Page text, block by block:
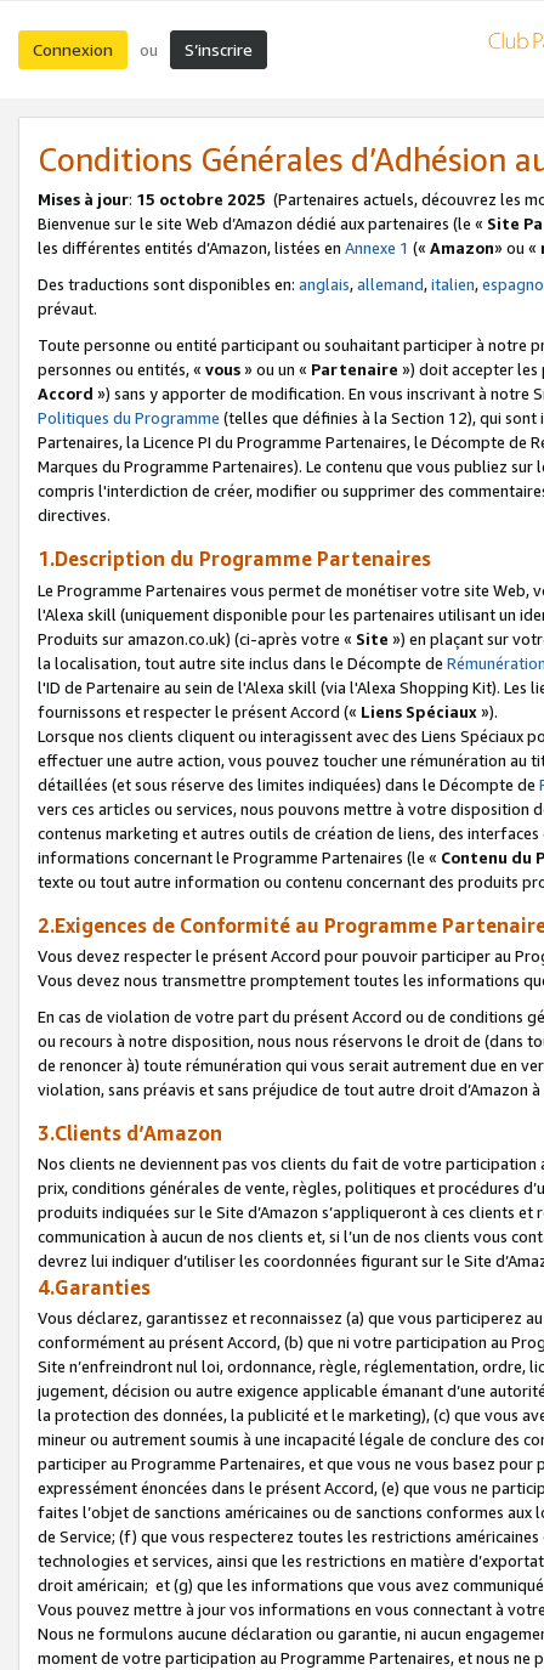
Connexion ou S’inscrire
Conditions Générales d’Adhésion
Mises à jour: 15 octobre 2025 (Partenaires actuels, découvrez les
Bienvenue sur le site Web d’Amazon dédié aux partenaires (le « Site
les différentes entités d’Amazon, listées en Annexe 1 (« Amazon» ou «
Des traductions sont disponibles en: anglais,allemand,italien,
prévaut.
Toute personne ou entité participant ou souhaitant participer à notre
personnes ou entités, « vous» ou un « Partenaire ») doit accepter les
Accord ») sans y apporter de modification. En vous inscrivant à notre
Politiques du Programme (telles que définies à la Section 12), qui
Partenaires, la Licence PI du Programme Partenaires, le Décompte de
Marques du Programme Partenaires). Le contenu que vous publiez
compris l'interdiction de créer, modifier ou supprimer des
directives.
1.Description du Programme Partenaires
Le Programme Partenaires vous permet de monétiser votre site Web,
l'Alexa skill (uniquement disponible pour les partenaires utilisant un
Produits sur amazon.co.uk) (ci-après votre « Site ») en plaçant sur
la localisation, tout autre site inclus dans le Décompte de
l'ID de Partenaire au sein de l'Alexa skill (via l'Alexa Shopping Kit).
fournissons et respecter le présent Accord (« Liens Spéciaux»).
Lorsque nos clients cliquent ou interagissent avec des Liens Spéciaux
effectuer une autre action, vous pouvez toucher une rémunération
détaillées (et sous réserve des limites indiquées) dans le Décompte de
vers ces articles ou services, nous pouvons mettre à votre disposition
contenus marketing et autres outils de création de liens, des
informations concernant le Programme Partenaires (le « Contenu du
texte ou tout autre information ou contenu concernant des produits
2.Exigences de Conformité au Programme
Vous devez respecter le présent Accord pour pouvoir participer au
Vous devez nous transmettre promptement toutes les informations
En cas de violation de votre part du présent Accord ou de conditions
ou recours à notre disposition, nous nous réservons le droit de (dans
de renoncer à) toute rémunération qui vous serait autrement due en
violation, sans préavis et sans préjudice de tout autre droit
3.Clients d’Amazon
Nos clients ne deviennent pas vos clients du fait de votre
prix, conditions générales de vente, règles, politiques et procédures
produits indiquées sur le Site d’Amazon s’appliqueront à ces clients
communication à aucun de nos clients et, si l’un de nos clients vous
devrez lui indiquer d’utiliser les coordonnées figurant sur le Site
4.Garanties
Vous déclarez, garantissez et reconnaissez (a) que vous participerez
conformément au présent Accord, (b) que ni votre participation au
Site n’enfreindront nul loi, ordonnance, règle, réglementation, ordre,
jugement, décision ou autre exigence applicable émanant d’une
la protection des données, la publicité et le marketing), (c) que vous
mineur ou autrement soumis à une incapacité légale de conclure des
participer au Programme Partenaires, et que vous ne vous basez
expressément énoncées dans le présent Accord, (e) que vous ne
faites l’objet de sanctions américaines ou de sanctions conformes
de Service; (f) que vous respecterez toutes les restrictions
technologies et services, ainsi que les restrictions en matière
droit américain; et (g) que les informations que vous avez
Vous pouvez mettre à jour vos informations en vous connectant à
Nous ne formulons aucune déclaration ou garantie, ni aucun
moment de votre participation au Programme Partenaires, et nous